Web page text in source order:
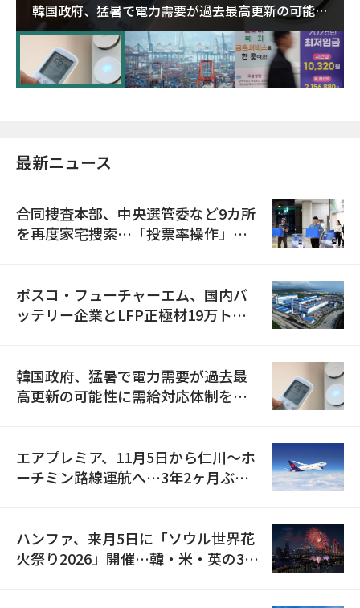
韓国政府、猛暑で電力需要が過去最高更新の可能性
に需給対応体制を点検
最新ニュース
合同捜査本部、中央選管委など9カ所
を再度家宅捜索…「投票率操作」の
ポスコ・フューチャーエム、国内バ
ッテリー企業とLFP正極材19万トン
韓国政府、猛暑で電力需要が過去最
高更新の可能性に需給対応体制を点
エアプレミア、11月5日から仁川〜ホ
ーチミン路線運航へ…3年2ヶ月ぶり
ハンファ、来月5日に「ソウル世界花
火祭り2026」開催…韓・米・英の3カ